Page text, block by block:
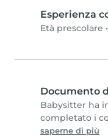
Esperienza
Età prescolare •
Documento
Babysitter ha
completato i
saperne di più